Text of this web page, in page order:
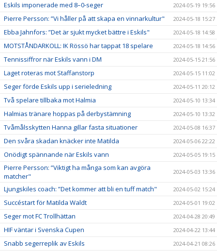
Eskils imponerade med 8–0-seger 2024-05-19 19:56
Pierre Persson: ”Vi håller på att skapa en vinnarkultur" 2024-05-18 15:27
Ebba Jahnfors: ”Det är sjukt mycket bättre i Eskils" 2024-05-18 14:58
MOTSTÅNDARKOLL: IK Rössö har tappat 18 spelare 2024-05-18 14:56
Tennissiffror när Eskils vann i DM 2024-05-15 21:56
Laget roteras mot Staffanstorp 2024-05-15 11:02
Seger förde Eskils upp i serieledning 2024-05-11 20:12
Två spelare tillbaka mot Halmia 2024-05-10 13:34
Halmias tränare hoppas på derbystämning 2024-05-10 13:32
Tvåmålsskytten Hanna gillar fasta situationer 2024-05-08 16:37
Den svåra skadan knäcker inte Matilda 2024-05-06 22:22
Onödigt spännande när Eskils vann 2024-05-05 19:15
Pierre Persson: ”Viktigt ha många som kan avgöra
matcher"
2024-05-03 13:36
Ljungskiles coach: ”Det kommer att bli en tuff match" 2024-05-02 15:24
Succéstart för Matilda Waldt 2024-05-01 19:02
Seger mot FC Trollhättan 2024-04-28 20:49
HIF väntar i Svenska Cupen 2024-04-22 13:44
Snabb segerreplik av Eskils 2024-04-21 08:26